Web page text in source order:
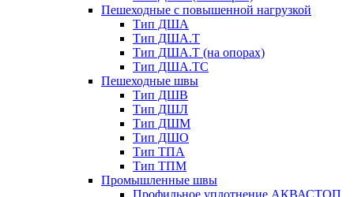
Пешеходные с повышенной нагрузкой
Тип ДША
Тип ДША.Т
Тип ДША.Т (на опорах)
Тип ДША.ТС
Пешеходные швы
Тип ДШВ
Тип ДШЛ
Тип ДШМ
Тип ДШО
Тип ТПА
Тип ТПМ
Промышленные швы
Профильное уплотнение АКВАСТОП